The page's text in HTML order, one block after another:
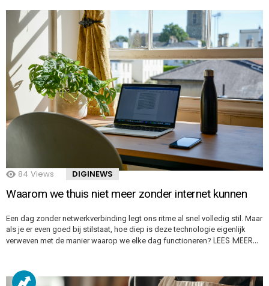
84 Views DIGINEWS
Waarom we thuis niet meer zonder internet kunnen
Een dag zonder netwerkverbinding legt ons ritme al snel volledig stil. Maar
als je er even goed bij stilstaat, hoe diep is deze technologie eigenlijk
verweven met de manier waarop we elke dag functioneren? LEES MEER…